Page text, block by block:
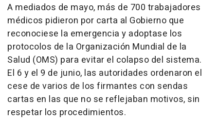
A mediados de mayo, más de 700 trabajadores
médicos pidieron por carta al Gobierno que
reconociese la emergencia y adoptase los
protocolos de la Organización Mundial de la
Salud (OMS) para evitar el colapso del sistema.
El 6 y el 9 de junio, las autoridades ordenaron el
cese de varios de los firmantes con sendas
cartas en las que no se reflejaban motivos, sin
respetar los procedimientos.